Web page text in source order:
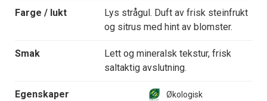
Farge / lukt
Lys strågul. Duft av frisk steinfrukt
og sitrus med hint av blomster.
Smak
Lett og mineralsk tekstur, frisk
saltaktig avslutning.
Egenskaper Økologisk